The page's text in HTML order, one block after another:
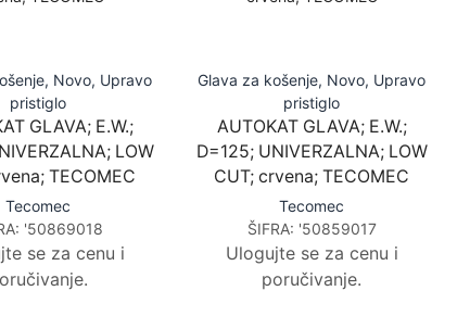
, Novo, Upravo
pristiglo
GLAVA; E.W.;
LOW
TECOMEC
Tecomec
'50869018
se za cenu i
Glava za košenje, Novo, Upravo
pristiglo
AUTOKAT GLAVA; E.W.;
D=125; UNIVERZALNA; LOW
CUT; crvena; TECOMEC
Tecomec
ŠIFRA: '50859017
Ulogujte se za cenu i
poručivanje.